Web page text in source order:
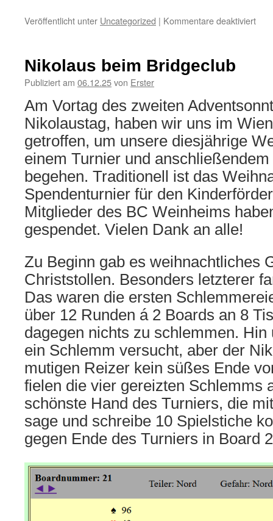
Veröffentlicht unter Uncategorized | Kommentare deaktiviertfür
Nikolaus beim Bridgeclub
Publiziert am 06.12.25von Erster
Am Vortag des zweiten
Nikolaustag, haben wir uns im
getroffen, um unsere diesjährige
einem Turnier und
begehen. Traditionell ist das
Spendenturnier für den
Mitglieder des BC Weinheims
gespendet. Vielen Dank an alle!
Zu Beginn gab es weihnachtliches
Christstollen. Besonders letzterer
Das waren die ersten
über 12 Runden á 2 Boards an 8
dagegen nichts zu schlemmen.
ein Schlemm versucht, aber der
mutigen Reizer kein süßes Ende
fielen die vier gereizten Schlemms
schönste Hand des Turniers, die
sage und schreibe 10 Spielstiche
gegen Ende des Turniers in Board